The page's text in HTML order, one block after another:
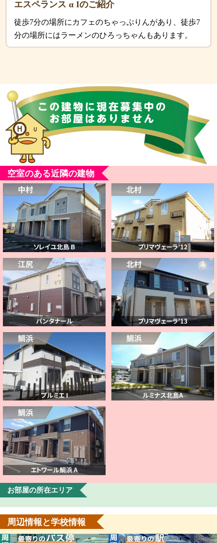
エスペランス α Iのご紹介
徒歩7分の場所にカフェのちゃっぷりんがあり、徒歩7
分の場所にはラーメンのひろっちゃんもあります。
空室のある近隣の建物
お部屋の所在エリア
周辺情報と学校情報